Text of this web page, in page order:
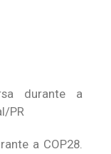
a COP28.